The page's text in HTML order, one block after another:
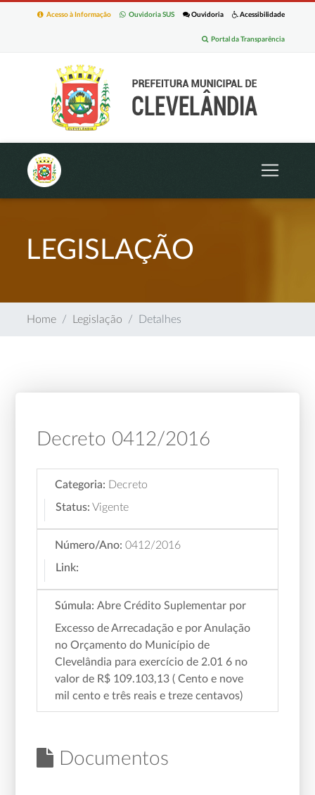
Acessibilidade
Ouvidoria
Ouvidoria SUS
Acesso à Informação
Portal da Transparência
LEGISLAÇÃO
Home Legislação Detalhes
Decreto 0412/2016
Categoria: Decreto
Status: Vigente
Número/Ano: 0412/2016
Link:
Súmula: Abre Crédito Suplementar por
Excesso de Arrecadação e por Anulação
no Orçamento do Município de
Clevelândia para exercício de 2.01 6 no
valor de R$ 109.103,13 ( Cento e nove
mil cento e três reais e treze centavos)
Documentos